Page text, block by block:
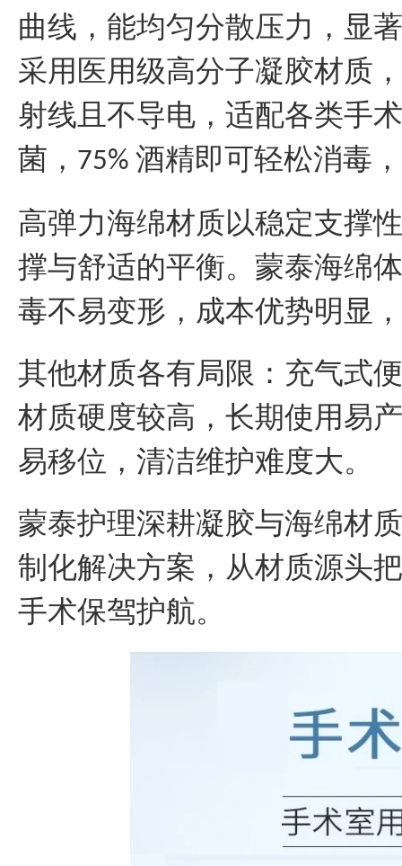
曲线，能均匀分散压力，显
采用医用级高分子凝胶材质
射线且不导电，适配各类手
菌， 75% 酒精即可轻松消毒
高弹力海绵材质以稳定支撑
撑与舒适的平衡。蒙泰海绵
毒不易变形，成本优势明显
其他材质各有局限：充气式
材质硬度较高，长期使用易
易移位，清洁维护难度大。
蒙泰护理深耕凝胶与海绵材
制化解决方案，从材质源头
手术保驾护航。